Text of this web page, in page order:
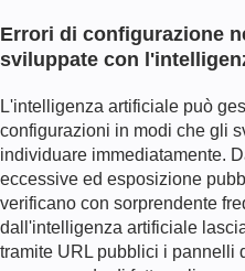
Errori di configurazione
sviluppate con
L'intelligenza artificiale può
configurazioni in modi che gli
individuare immediatamente.
eccessive ed esposizione
verificano con sorprendente
dall'intelligenza artificiale
tramite URL pubblici i pannelli